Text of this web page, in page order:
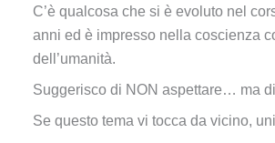
C’è qualcosa che si è evoluto nel
anni ed è impresso nella coscienza
dell’umanità.
Suggerisco di NON aspettare… ma
Se questo tema vi tocca da vicino,